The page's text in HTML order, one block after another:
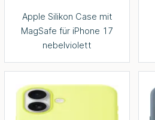
Apple Silikon Case mit
MagSafe für iPhone 17
nebelviolett